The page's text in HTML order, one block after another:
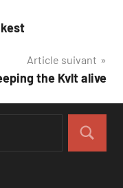
Article suivant
the Kvlt alive